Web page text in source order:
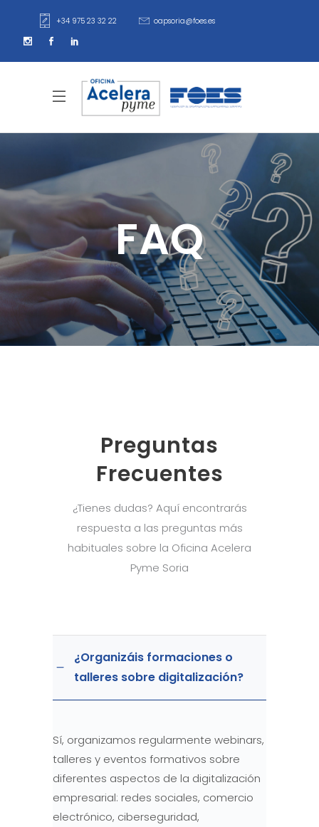
+34 975 23 32 22 oapsoria@foes.es
FAQ
Preguntas
Frecuentes
¿Tienes dudas? Aquí encontrarás
respuesta a las preguntas más
habituales sobre la Oficina Acelera
Pyme Soria
¿Organizáis formaciones o
talleres sobre digitalización?
Sí, organizamos regularmente webinars,
talleres y eventos formativos sobre
diferentes aspectos de la digitalización
empresarial: redes sociales, comercio
electrónico, ciberseguridad,